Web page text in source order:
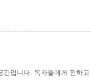
7화음 복습
엇일까?
간입니다. 독자들에게 전하